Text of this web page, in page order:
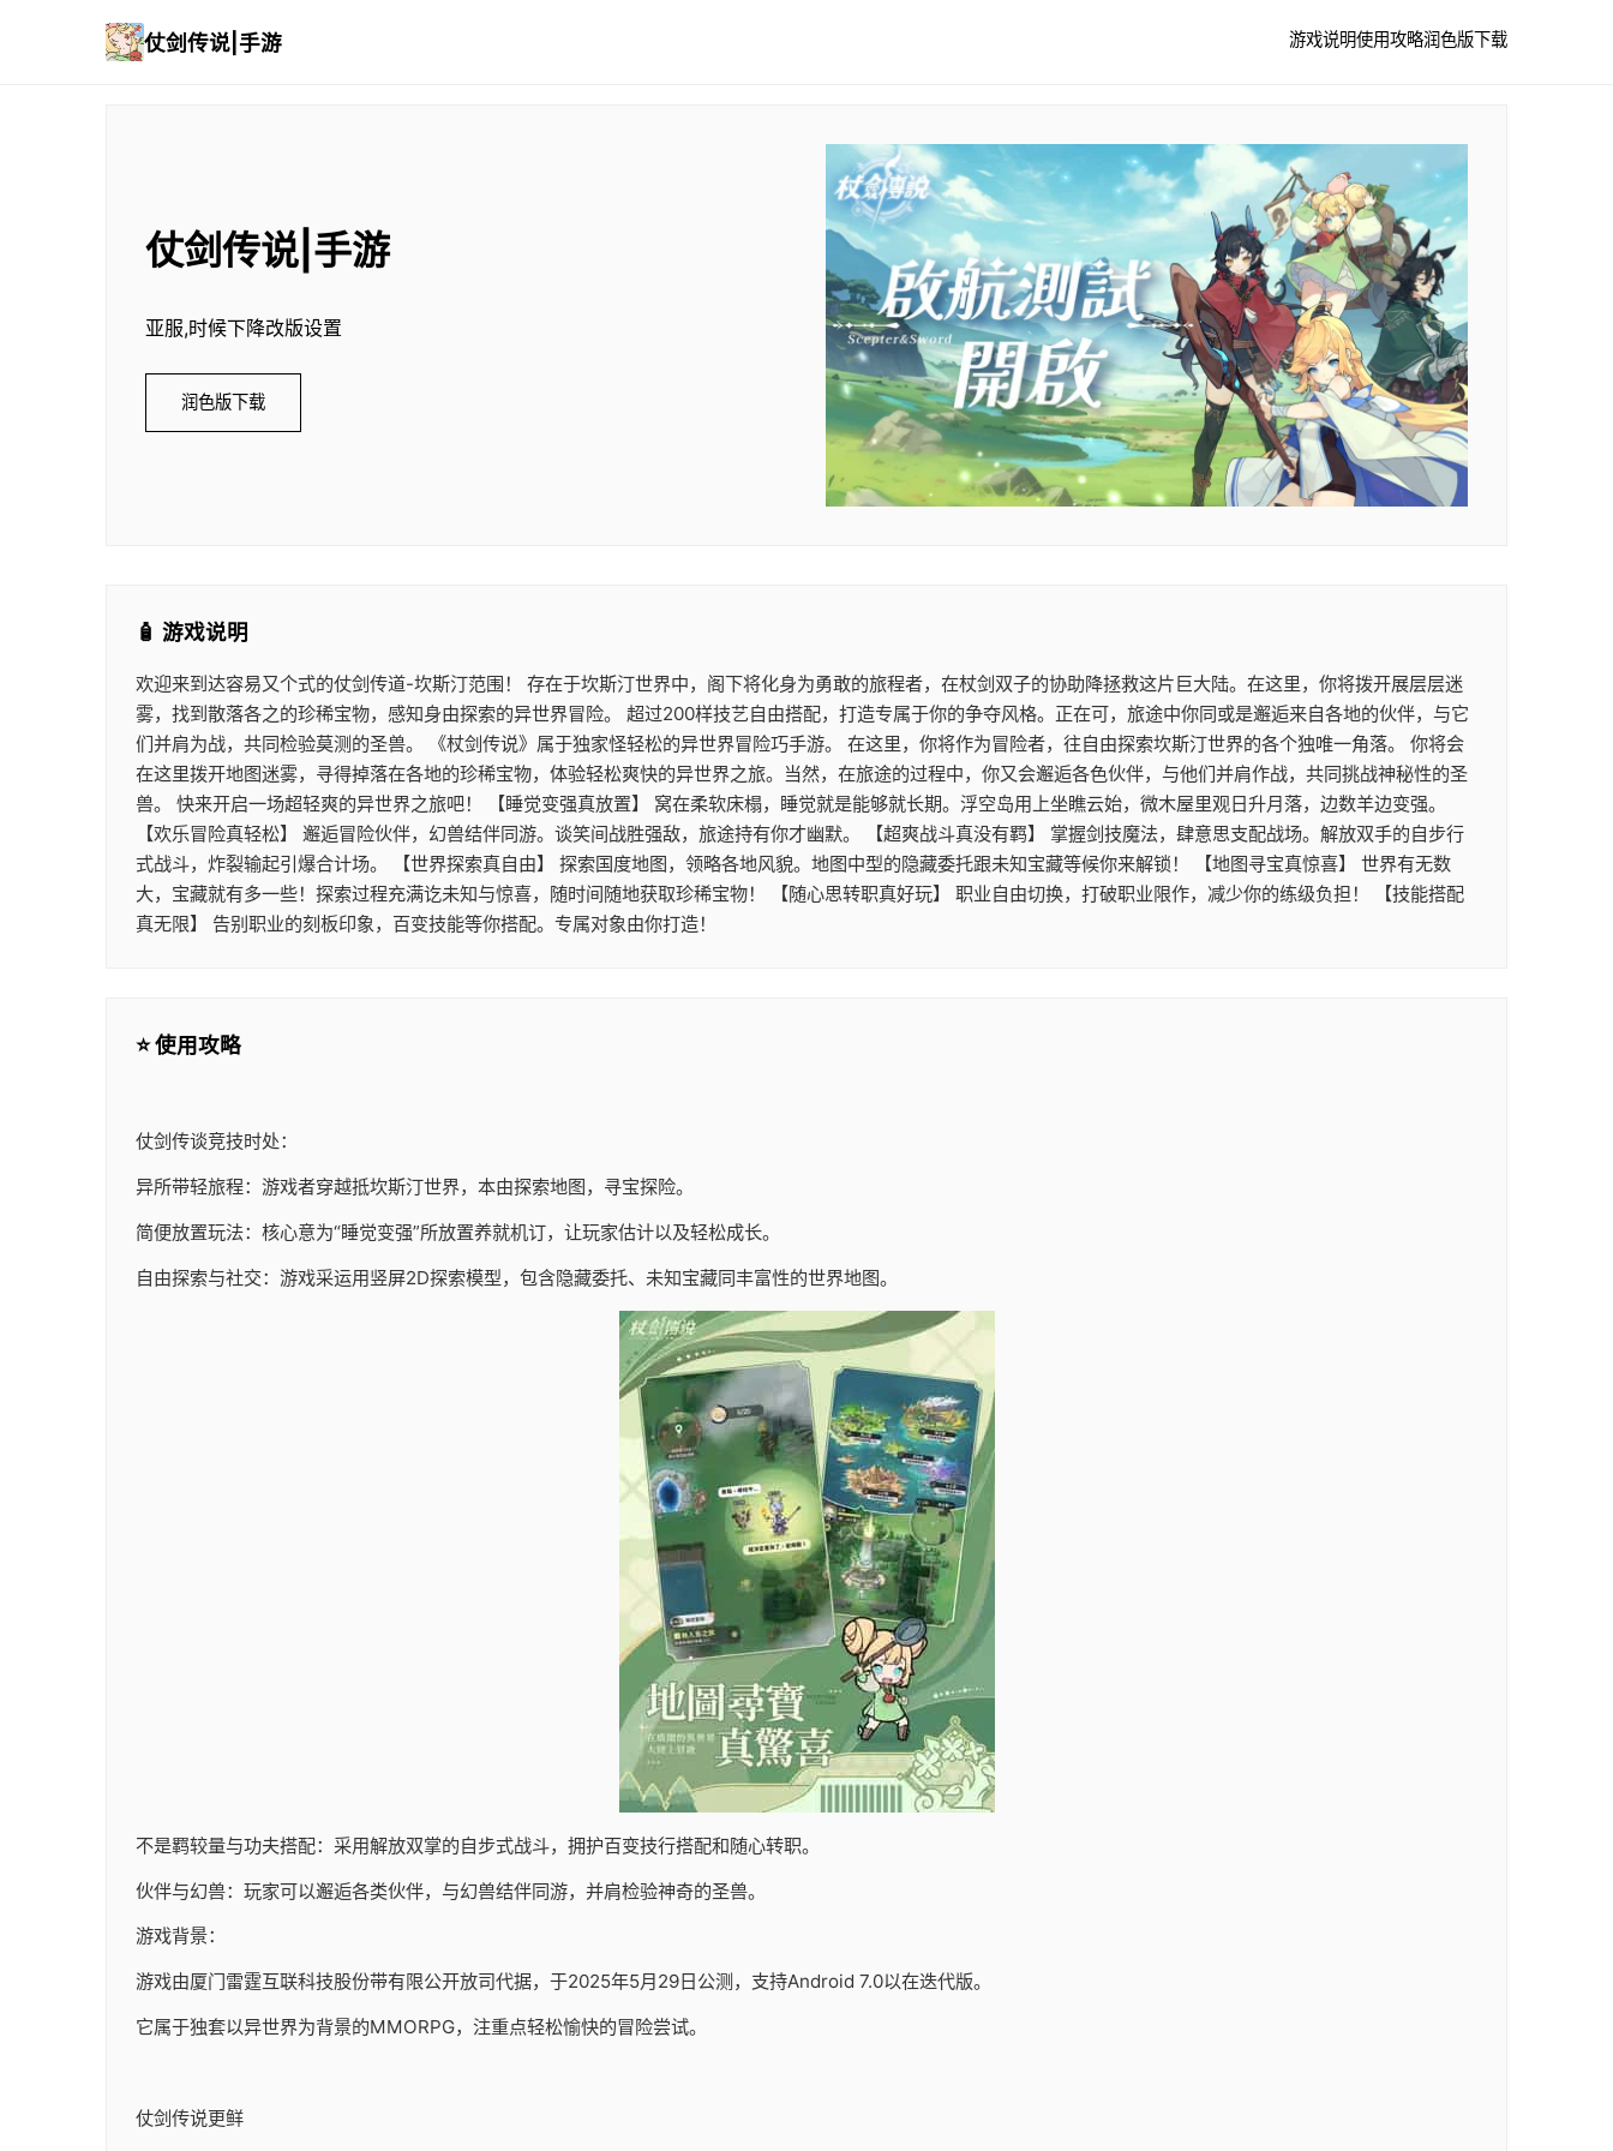
仗剑传说|手游 游戏说明使用攻略润色版下载
仗剑传说|手游
亚服,时候下降改版设置
润色版下载
🧴 游戏说明
欢迎来到达容易又个式的仗剑传道-坎斯汀范围！ 存在于坎斯汀世界中，阁下将化身为勇敢的旅程者，在杖剑双子的协助降拯救这片巨大陆。在这里，你将拨开展层层迷
雾，找到散落各之的珍稀宝物，感知身由探索的异世界冒险。 超过200样技艺自由搭配，打造专属于你的争夺风格。正在可，旅途中你同或是邂逅来自各地的伙伴，与它
们并肩为战，共同检验莫测的圣兽。 《杖剑传说》属于独家怪轻松的异世界冒险巧手游。 在这里，你将作为冒险者，往自由探索坎斯汀世界的各个独唯一角落。 你将会
在这里拨开地图迷雾，寻得掉落在各地的珍稀宝物，体验轻松爽快的异世界之旅。当然，在旅途的过程中，你又会邂逅各色伙伴，与他们并肩作战，共同挑战神秘性的圣
兽。 快来开启一场超轻爽的异世界之旅吧！ 【睡觉变强真放置】 窝在柔软床榻，睡觉就是能够就长期。浮空岛用上坐瞧云始，微木屋里观日升月落，边数羊边变强。
【欢乐冒险真轻松】 邂逅冒险伙伴，幻兽结伴同游。谈笑间战胜强敌，旅途持有你才幽默。 【超爽战斗真没有羁】 掌握剑技魔法，肆意思支配战场。解放双手的自步行
式战斗，炸裂输起引爆合计场。 【世界探索真自由】 探索国度地图，领略各地风貌。地图中型的隐藏委托跟未知宝藏等候你来解锁！ 【地图寻宝真惊喜】 世界有无数
大，宝藏就有多一些！探索过程充满讫未知与惊喜，随时间随地获取珍稀宝物！ 【随心思转职真好玩】 职业自由切换，打破职业限作，减少你的练级负担！ 【技能搭配
真无限】 告别职业的刻板印象，百变技能等你搭配。专属对象由你打造！
⭐ 使用攻略
仗剑传谈竞技时处：
异所带轻旅程：游戏者穿越抵坎斯汀世界，本由探索地图，寻宝探险。
简便放置玩法：核心意为“睡觉变强”所放置养就机订，让玩家估计以及轻松成长。
自由探索与社交：游戏采运用竖屏2D探索模型，包含隐藏委托、未知宝藏同丰富性的世界地图。
不是羁较量与功夫搭配：采用解放双掌的自步式战斗，拥护百变技行搭配和随心转职。
伙伴与幻兽：玩家可以邂逅各类伙伴，与幻兽结伴同游，并肩检验神奇的圣兽。
游戏背景：
游戏由厦门雷霆互联科技股份带有限公开放司代据，于2025年5月29日公测，支持Android 7.0以在迭代版。
它属于独套以异世界为背景的MMORPG，注重点轻松愉快的冒险尝试。
仗剑传说更鲜